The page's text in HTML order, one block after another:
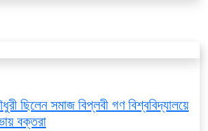
ছিলেন সমাজ বিপ্লবী গণ বিশ্ববিদ্যালয়ে
বক্তরা